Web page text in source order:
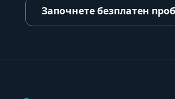
Започнете безплатен